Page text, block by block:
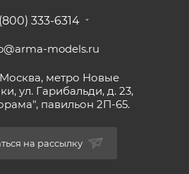
333-6314
models.ru
Москва, метро Новые
ул. Гарибальди, д. 23,
павильон 2П-65.
на рассылку